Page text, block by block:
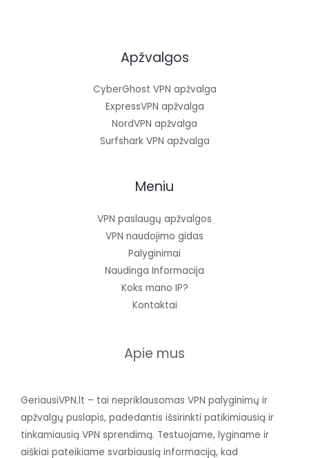
Apžvalgos
CyberGhost VPN apžvalga
ExpressVPN apžvalga
NordVPN apžvalga
Surfshark VPN apžvalga
Meniu
VPN paslaugų apžvalgos
VPN naudojimo gidas
Palyginimai
Naudinga Informacija
Koks mano IP?
Kontaktai
Apie mus
GeriausiVPN.lt – tai nepriklausomas VPN palyginimų ir
apžvalgų puslapis, padedantis išsirinkti patikimiausią ir
tinkamiausią VPN sprendimą. Testuojame, lyginame ir
aiškiai pateikiame svarbiausią informaciją, kad